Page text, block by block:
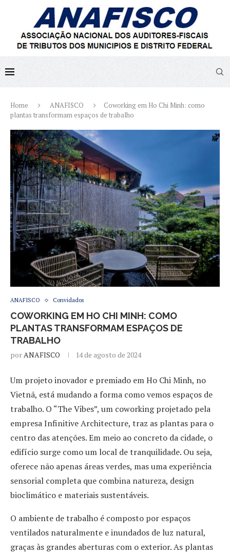
Home ANAFISCO
Coworking em Ho Chi Minh: como
plantas transformam espaços de trabalho
ANAFISCO Convidados
COWORKING EM HO CHI MINH: COMO
PLANTAS TRANSFORMAM ESPAÇOS DE
TRABALHO
porANAFISCO 14 de agosto de 2024
Um projeto inovador e premiado em Ho Chi Minh, no
Vietnã, está mudando a forma como vemos espaços de
trabalho. O “The Vibes”, um coworking projetado pela
empresa Infinitive Architecture, traz as plantas para o
centro das atenções. Em meio ao concreto da cidade, o
edifício surge como um local de tranquilidade. Ou seja,
oferece não apenas áreas verdes, mas uma experiência
sensorial completa que combina natureza, design
bioclimático e materiais sustentáveis.
O ambiente de trabalho é composto por espaços
ventilados naturalmente e inundados de luz natural,
graças às grandes aberturas com o exterior. As plantas